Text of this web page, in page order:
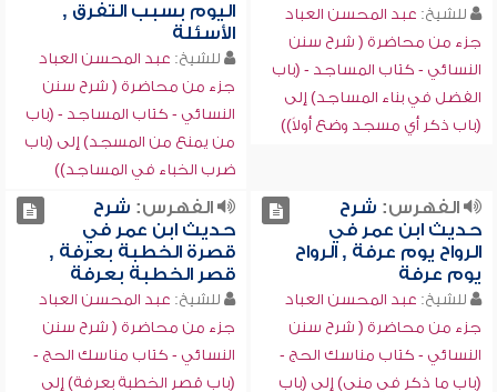
للشيخ: عبد المحسن العباد
جزء من محاضرة ( شرح سنن
النسائي - كتاب المساجد - (باب
الفضل في بناء المساجد) إلى
(باب ذكر أي مسجد وضع أولاً))
اليوم بسبب التفرق ,
الأسئلة
للشيخ: عبد المحسن العباد
جزء من محاضرة ( شرح سنن
النسائي - كتاب المساجد - (باب
من يمنع من المسجد) إلى (باب
ضرب الخباء في المساجد))
الفهرس: شرح
حديث ابن عمر في
الرواح يوم عرفة , الرواح
يوم عرفة
للشيخ: عبد المحسن العباد
جزء من محاضرة ( شرح سنن
النسائي - كتاب مناسك الحج -
(باب ما ذكر في منى) إلى (باب
الفهرس: شرح
حديث ابن عمر في
قصرة الخطبة بعرفة ,
قصر الخطبة بعرفة
للشيخ: عبد المحسن العباد
جزء من محاضرة ( شرح سنن
النسائي - كتاب مناسك الحج -
(باب قصر الخطبة بعرفة) إلى